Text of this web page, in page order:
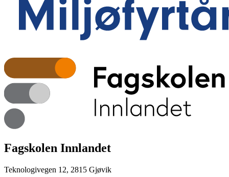
Fagskolen Innlandet
Teknologivegen 12, 2815 Gjøvik